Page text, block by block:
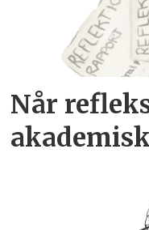
Når